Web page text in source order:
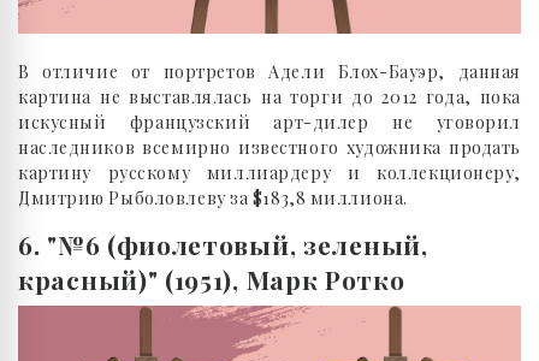
В отличие от портретов Адели Блох-Бауэр, данная
картина не выставлялась на торги до 2012 года, пока
искусный французский арт-дилер не уговорил
наследников всемирно известного художника продать
картину русскому миллиардеру и коллекционеру,
Дмитрию Рыболовлеву за $183,8 миллиона.
6. "№6 (фиолетовый, зеленый,
красный)" (1951), Марк Ротко